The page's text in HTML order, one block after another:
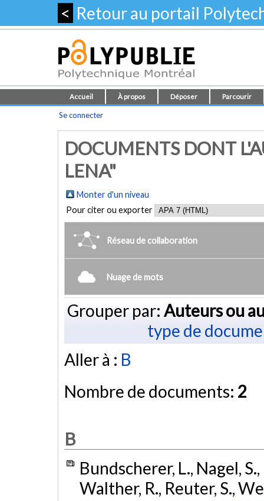
< Retour au portail
Accueil À propos Déposer Parcourir
Se connecter
DOCUMENTS DONT
LENA"
Monter d'un niveau
Pour citer ou exporter
Réseau de collaboration
Nuage de mots
Grouper par: Auteurs ou
type de
Aller à : B
Nombre de documents: 2
B
Bundscherer, L., Nagel,
Walther, R., Reuter, S.,